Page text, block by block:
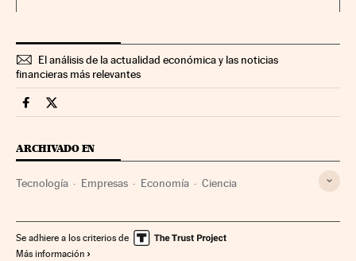
El análisis de la actualidad económica y las noticias
financieras más relevantes
Companias Cinco Días en Facebook
Companias Cinco Días en Twitter
ARCHIVADO EN
Tecnología Empresas Economía Ciencia
Se adhiere a los criterios de
Más información